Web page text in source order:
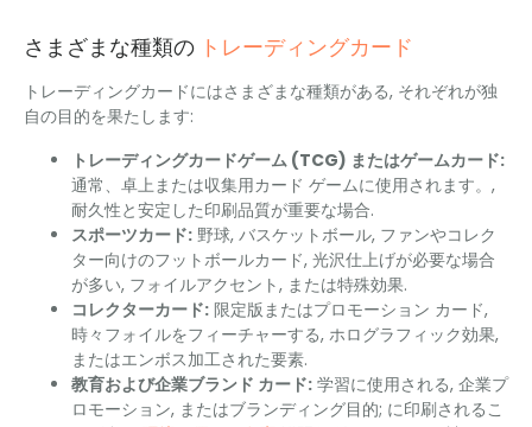
さまざまな種類の トレーディングカード
トレーディングカードにはさまざまな種類がある, それぞれが独
自の目的を果たします:
トレーディングカードゲーム (TCG) またはゲームカード:
通常、卓上または収集用カード ゲームに使用されます。,
耐久性と安定した印刷品質が重要な場合.
スポーツカード: 野球, バスケットボール, ファンやコレク
ター向けのフットボールカード, 光沢仕上げが必要な場合
が多い, フォイルアクセント, または特殊効果.
コレクターカード: 限定版またはプロモーション カード,
時々フォイルをフィーチャーする, ホログラフィック効果,
またはエンボス加工された要素.
教育および企業ブランド カード: 学習に使用される, 企業プ
ロモーション, またはブランディング目的; に印刷されるこ